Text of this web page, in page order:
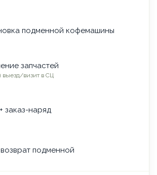
подменной кофемашины
запчастей
выезд/визит в СЦ
заказ-наряд
подменной